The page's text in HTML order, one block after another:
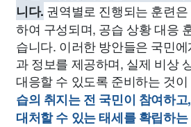
니다. 권역별로 진행되는 훈련
하여 구성되며, 공습 상황 대응
습니다. 이러한 방안들은 국민
과 정보를 제공하며, 실제 비상
대응할 수 있도록 준비하는 것
습의 취지는 전 국민이 참여하
대처할 수 있는 태세를 확립하